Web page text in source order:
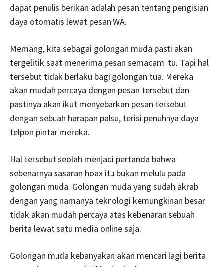
dapat penulis berikan adalah pesan tentang pengisian
daya otomatis lewat pesan WA.
Memang, kita sebagai golongan muda pasti akan
tergelitik saat menerima pesan semacam itu. Tapi hal
tersebut tidak berlaku bagi golongan tua. Mereka
akan mudah percaya dengan pesan tersebut dan
pastinya akan ikut menyebarkan pesan tersebut
dengan sebuah harapan palsu, terisi penuhnya daya
telpon pintar mereka.
Hal tersebut seolah menjadi pertanda bahwa
sebenarnya sasaran hoax itu bukan melulu pada
golongan muda. Golongan muda yang sudah akrab
dengan yang namanya teknologi kemungkinan besar
tidak akan mudah percaya atas kebenaran sebuah
berita lewat satu media online saja.
Golongan muda kebanyakan akan mencari lagi berita